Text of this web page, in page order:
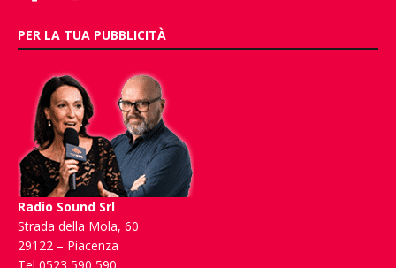
PER LA TUA PUBBLICITÀ
Radio Sound Srl
Strada della Mola, 60
29122 – Piacenza